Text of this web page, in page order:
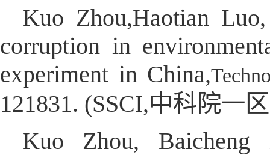
Kuo Zhou,Haotian
corruption in
experiment in China,
121831. (SSCI,中科院一
Kuo Zhou, Baicheng